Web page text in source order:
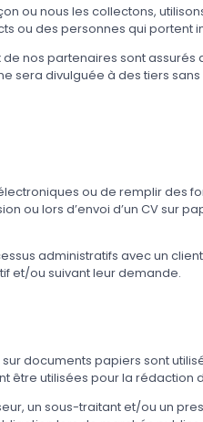
ou nous les collectons,
ou des personnes qui portent
nos partenaires sont assurés
sera divulguée à des tiers
ou de remplir des
ou lors d’envoi d’un CV sur
administratifs avec un
et/ou suivant leur demande.
documents papiers sont
utilisées pour la rédaction
un sous-traitant et/ou un